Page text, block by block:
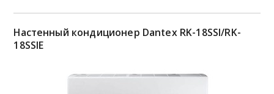
Настенный кондиционер Dantex RK-18SSI/RK-
18SSIЕ